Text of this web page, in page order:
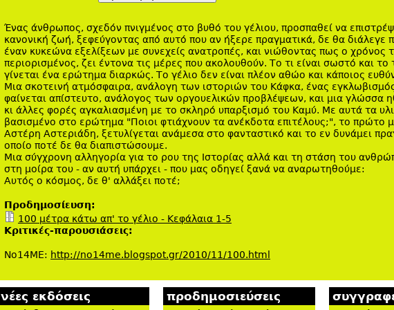
Ένας άνθρωπος, σχεδόν πνιγμένος στο βυθό του γέλιου, προσπαθεί να
κανονική ζωή, ξεφεύγοντας από αυτό που αν ήξερε πραγματικά, δε θα διάλεγε
έναν κυκεώνα εξελίξεων με συνεχείς ανατροπές, και νιώθοντας πως ο χρόνος
περιορισμένος, ζει έντονα τις μέρες που ακολουθούν. Το τι είναι σωστό και το
γίνεται ένα ερώτημα διαρκώς. Το γέλιο δεν είναι πλέον αθώο και κάποιος
Μια σκοτεινή ατμόσφαιρα, ανάλογη των ιστοριών του Κάφκα, ένας
φαίνεται απίστευτο, ανάλογος των οργουελικών προβλέψεων, και μια γλώσσα
κι άλλες φορές αγκαλιασμένη με το σκληρό υπαρξισμό του Καμύ. Με αυτά τα
βασισμένο στο ερώτημα "Ποιοι φτιάχνουν τα ανέκδοτα επιτέλους;", το πρώτο
Αστέρη Αστεριάδη, ξετυλίγεται ανάμεσα στο φανταστικό και το εν δυνάμει
οποίο ποτέ δε θα διαπιστώσουμε.
Μια σύγχρονη αλληγορία για το ρου της Ιστορίας αλλά και τη στάση του
στη μοίρα του - αν αυτή υπάρχει - που μας οδηγεί ξανά να αναρωτηθούμε:
Αυτός ο κόσμος, δε θ' αλλάξει ποτέ;
Προδημοσίευση:
100 μέτρα κάτω απ' το γέλιο - Κεφάλαια 1-5
Κριτικές-παρουσιάσεις:
No14ME: http://no14me.blogspot.gr/2010/11/100.html
νέες εκδόσεις προδημοσιεύσεις